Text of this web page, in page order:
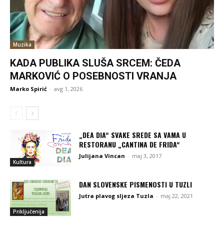
Muzika
KADA PUBLIKA SLUŠA SRCEM: ČEDA
MARKOVIĆ O POSEBNOSTI VRANJA
Marko Spirić - avg 1, 2026
Kultura
„DEA DIA“ SVAKE SREDE SA VAMA U
RESTORANU „CANTINA DE FRIDA“
Julijana Vincan - maj 3, 2017
Priključenija
DAN SLOVENSKE PISMENOSTI U TUZLI
Jutra plavog sljeza Tuzla - maj 22, 2021